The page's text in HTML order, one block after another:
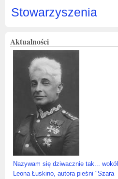
Stowarzyszenia
Aktualności
Nazywam się dziwacznie tak... wokół
Leona Łuskino, autora pieśni "Szara